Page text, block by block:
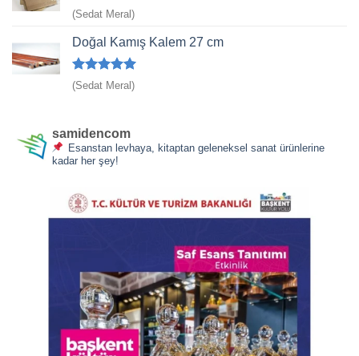
5 üzerinden
5
(Sedat Meral)
Doğal Kamış Kalem 27 cm
5 üzerinden
5
(Sedat Meral)
samidencom
Esanstan levhaya, kitaptan geleneksel sanat ürünlerine
kadar her şey!